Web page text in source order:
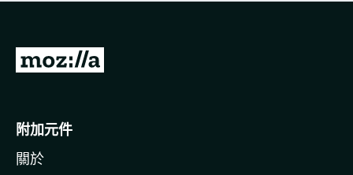
有
前
o
i
附加元件
關於